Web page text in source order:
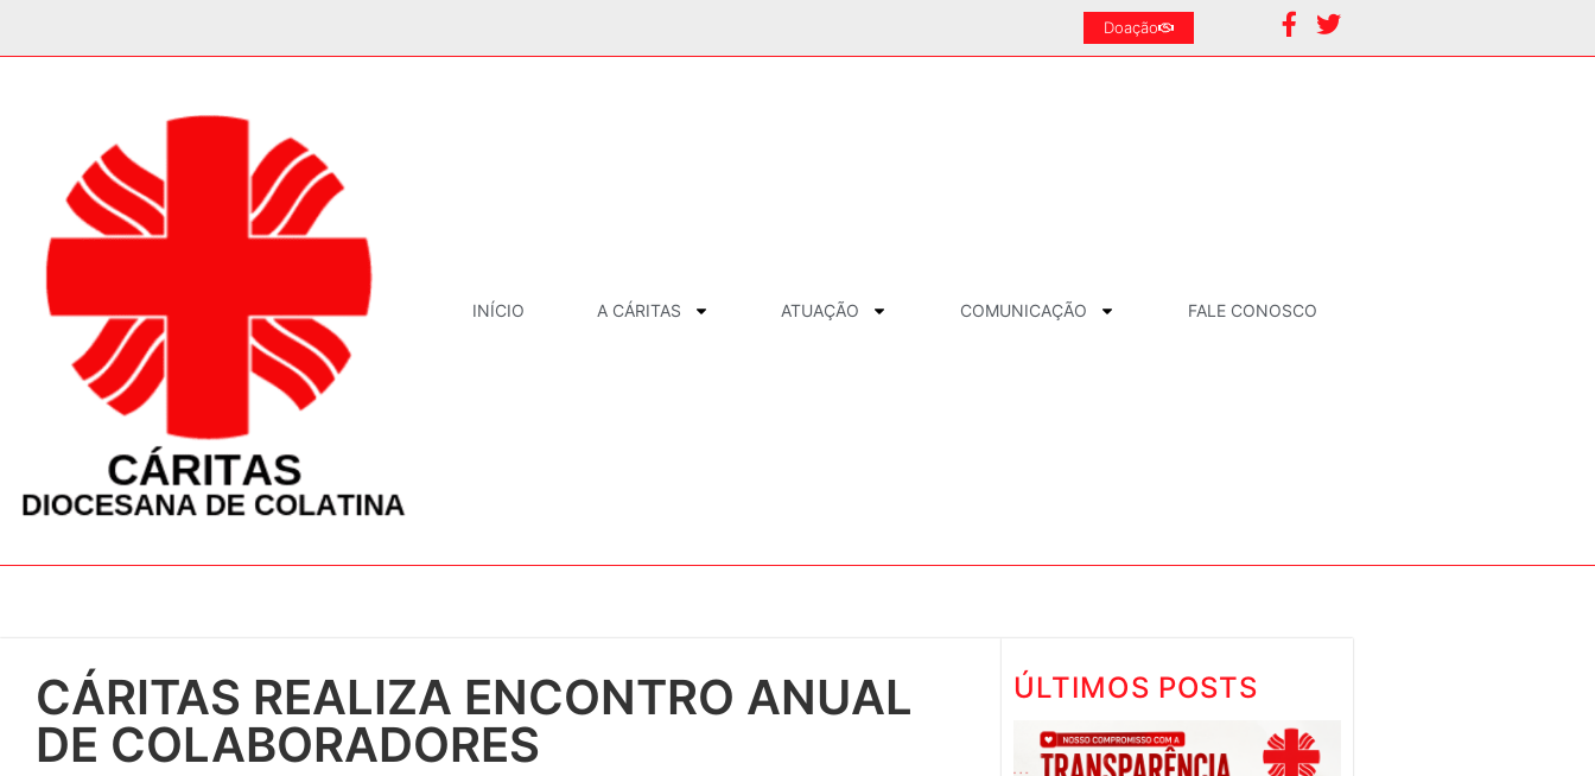
Doação
INÍCIO A CÁRITAS ATUAÇÃO COMUNICAÇÃO FALE CONOSCO
CÁRITAS REALIZA ENCONTRO ANUAL
DE COLABORADORES
ÚLTIMOS POSTS